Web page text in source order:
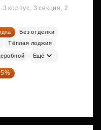
корпус, 3 секция, 2
Без отделки
Тёплая лоджия
Ещё